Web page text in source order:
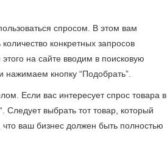
спросом. В этом вам
конкретных запросов
на сайте вводим в поисковую
нажимаем кнопку “Подобрать”.
Если вас интересует спрос товара в
Следует выбрать тот товар, который
ваш бизнес должен быть полностью